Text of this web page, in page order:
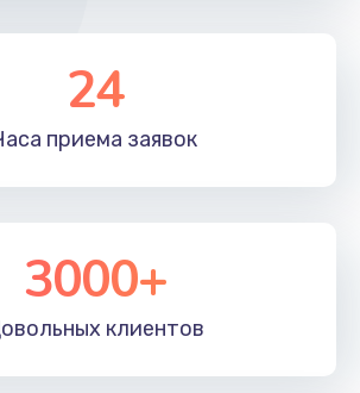
24
приема заявок
3000+
клиентов